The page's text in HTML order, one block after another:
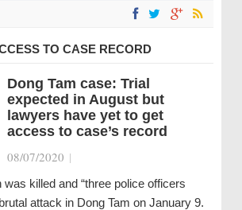
TO CASE RECORD
Dong Tam case: Trial
expected in August but
lawyers have yet to get
access to case’s record
08/07/2020 |
was killed and “three police officers
attack in Dong Tam on January 9.